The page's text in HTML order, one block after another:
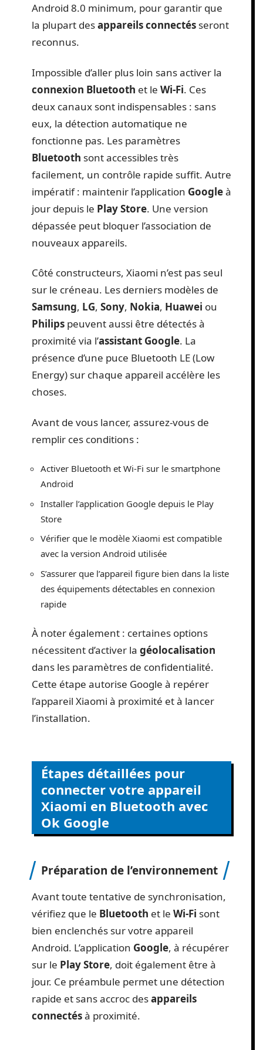
Android 8.0 minimum, pour garantir que
la plupart desappareils connectés seront
reconnus.
Impossible d’aller plus loin sans activer la
connexion Bluetooth et le Wi-Fi. Ces
deux canaux sont indispensables : sans
eux, la détection automatique ne
fonctionne pas. Les paramètres
Bluetooth sont accessibles très
facilement, un contrôle rapide suffit. Autre
impératif : maintenir l’application Googleà
jour depuis le Play Store. Une version
dépassée peut bloquer l’association de
nouveaux appareils.
Côté constructeurs, Xiaomi n’est pas seul
sur le créneau. Les derniers modèles de
Samsung, LG, Sony, Nokia, Huawei ou
Philips peuvent aussi être détectés à
proximité via l’assistant Google. La
présence d’une puce Bluetooth LE (Low
Energy) sur chaque appareil accélère les
choses.
Avant de vous lancer, assurez-vous de
remplir ces conditions :
Activer Bluetooth et Wi-Fi sur le smartphone
Android
Installer l’application Google depuis le Play
Store
Vérifier que le modèle Xiaomi est compatible
avec la version Android utilisée
S’assurer que l’appareil figure bien dans la liste
des équipements détectables en connexion
rapide
À noter également : certaines options
nécessitent d’activer la géolocalisation
dans les paramètres de confidentialité.
Cette étape autorise Google à repérer
l’appareil Xiaomi à proximité et à lancer
l’installation.
Étapes détaillées pour
connecter votre appareil
Xiaomi en Bluetooth avec
Ok Google
Préparation de l’environnement
Avant toute tentative de synchronisation,
vérifiez que le Bluetooth et le Wi-Fi sont
bien enclenchés sur votre appareil
Android. L’application Google, à récupérer
sur le Play Store, doit également être à
jour. Ce préambule permet une détection
rapide et sans accroc desappareils
connectésà proximité.